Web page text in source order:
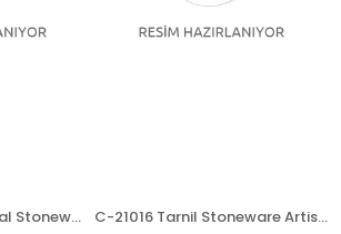
C-21033 Blue Crystal Stoneware Artistik Sır C-21016 Tarnil Stoneware Artistik Sır